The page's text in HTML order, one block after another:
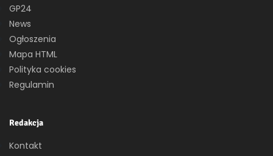
GP24
News
Ogłoszenia
Mapa HTML
Polityka cookies
Regulamin
Redakcja
Kontakt